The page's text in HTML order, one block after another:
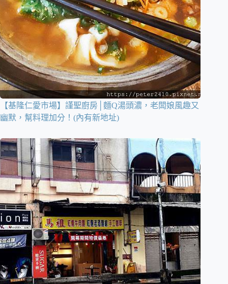
【基隆仁愛市場】謹聖廚房│麵Q湯頭濃，老闆娘風趣又
幽默，幫料理加分！(內有新地址)